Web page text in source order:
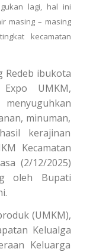
lagi, hal ini
masing – masing
kecamatan
Redeb ibukota
UMKM,
minuman,
kerajinan
Kecamatan
(2/12/2025)
oleh Bupati
(UMKM),
Kelualga
Keluarga